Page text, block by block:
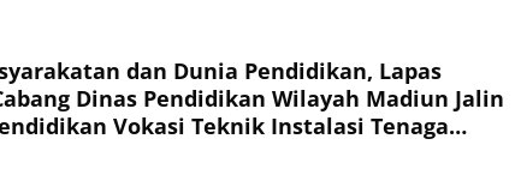
dan Dunia Pendidikan, Lapas
Dinas Pendidikan Wilayah Madiun Jalin
Vokasi Teknik Instalasi Tenaga
Binaan